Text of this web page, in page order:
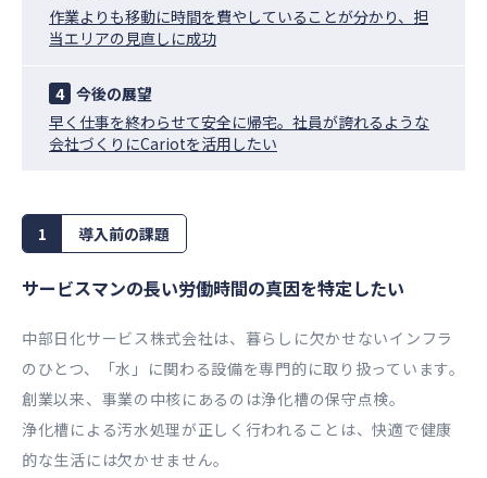
作業よりも移動に時間を費やしていることが分かり、担
当エリアの⾒直しに成功
4 今後の展望
早く仕事を終わらせて安全に帰宅。社員が誇れるような
会社づくりにCariotを活⽤したい
1 導入前の課題
サービスマンの⻑い労働時間の真因を特定したい
中部⽇化サービス株式会社は、暮らしに⽋かせないインフラ
のひとつ、「⽔」に関わる設備を専⾨的に取り扱っています。
創業以来、事業の中核にあるのは浄化槽の保守点検。
浄化槽による汚⽔処理が正しく⾏われることは、快適で健康
的な⽣活には⽋かせません。